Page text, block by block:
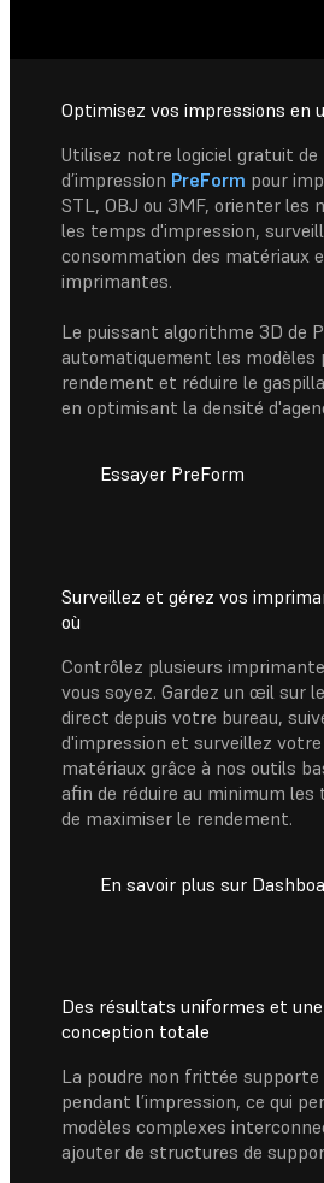
Optimisez vos impressions en
Utilisez notre logiciel gratuit
d’impression PreForm pour
STL, OBJ ou 3MF, orienter les
les temps d'impression,
consommation des matériaux
imprimantes.
Le puissant algorithme 3D de
automatiquement les modèles
rendement et réduire le
en optimisant la densité
Essayer PreForm
Surveillez et gérez vos
où
Contrôlez plusieurs
vous soyez. Gardez un œil sur
direct depuis votre bureau,
d'impression et surveillez
matériaux grâce à nos outils
afin de réduire au minimum
de maximiser le rendement.
En savoir plus sur
Des résultats uniformes et
conception totale
La poudre non frittée supporte
pendant l’impression, ce qui
modèles complexes
ajouter de structures de